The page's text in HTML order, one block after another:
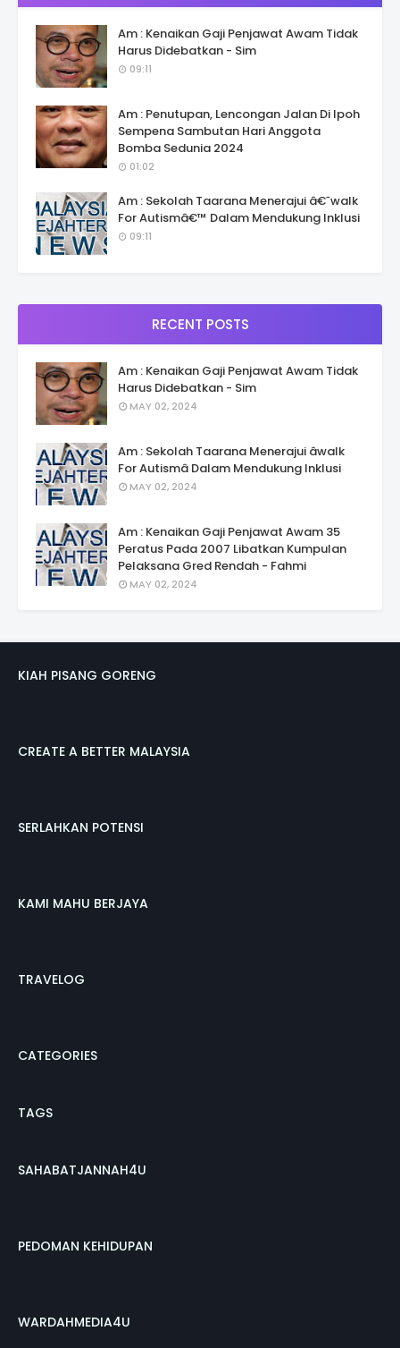
Am : Kenaikan Gaji Penjawat Awam Tidak
Harus Didebatkan - Sim
09:11
Am : Penutupan, Lencongan Jalan Di Ipoh
Sempena Sambutan Hari Anggota
Bomba Sedunia 2024
01:02
Am : Sekolah Taarana Menerajui â€˜walk
For Autismâ€™ Dalam Mendukung Inklusi
09:11
RECENT POSTS
Am : Kenaikan Gaji Penjawat Awam Tidak
Harus Didebatkan - Sim
MAY 02, 2024
Am : Sekolah Taarana Menerajui âwalk
For Autismâ Dalam Mendukung Inklusi
MAY 02, 2024
Am : Kenaikan Gaji Penjawat Awam 35
Peratus Pada 2007 Libatkan Kumpulan
Pelaksana Gred Rendah - Fahmi
MAY 02, 2024
KIAH PISANG GORENG
CREATE A BETTER MALAYSIA
SERLAHKAN POTENSI
KAMI MAHU BERJAYA
TRAVELOG
CATEGORIES
TAGS
SAHABATJANNAH4U
PEDOMAN KEHIDUPAN
WARDAHMEDIA4U